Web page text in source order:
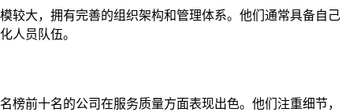
较大，拥有完善的组织架构和管理体系。他们通常具备自己
人员队伍。
榜前十名的公司在服务质量方面表现出色。他们注重细节，